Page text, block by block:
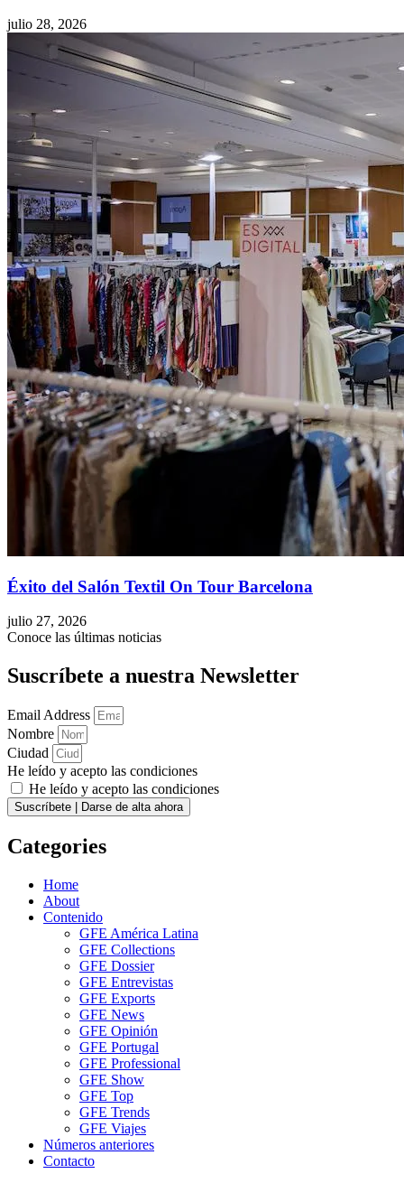
julio 28, 2026
Éxito del Salón Textil On Tour Barcelona
julio 27, 2026
Conoce las últimas noticias
Suscríbete a nuestra Newsletter
Email Address
Nombre
Ciudad
He leído y acepto las condiciones
He leído y acepto las condiciones
Suscríbete | Darse de alta ahora
Categories
Home
About
Contenido
GFE América Latina
GFE Collections
GFE Dossier
GFE Entrevistas
GFE Exports
GFE News
GFE Opinión
GFE Portugal
GFE Professional
GFE Show
GFE Top
GFE Trends
GFE Viajes
Números anteriores
Contacto